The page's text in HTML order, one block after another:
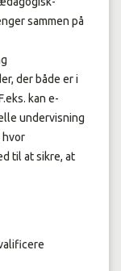
sammen på
der både er i
kan e-
undervisning
hvor
til at sikre, at